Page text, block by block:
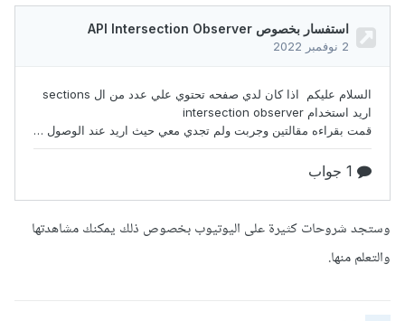
وستجد شروحات كثيرة على اليوتيوب بخصوص ذلك يمكنك مشاهدتها
والتعلم منها.